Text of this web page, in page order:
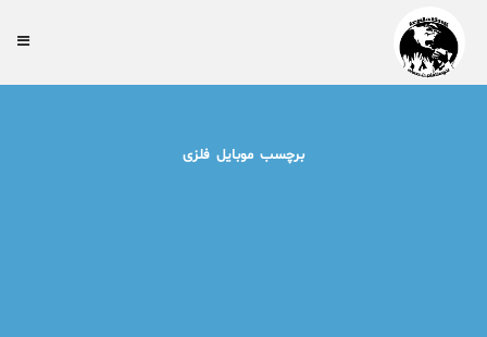
برچسب موبایل فلزی